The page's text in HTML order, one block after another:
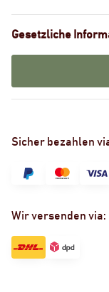
Gesetzliche
Sicher bezahlen
Wir versenden via: